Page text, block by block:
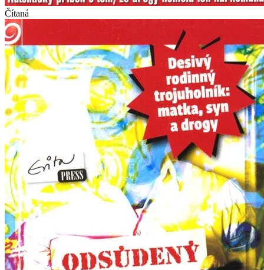
Čítaná